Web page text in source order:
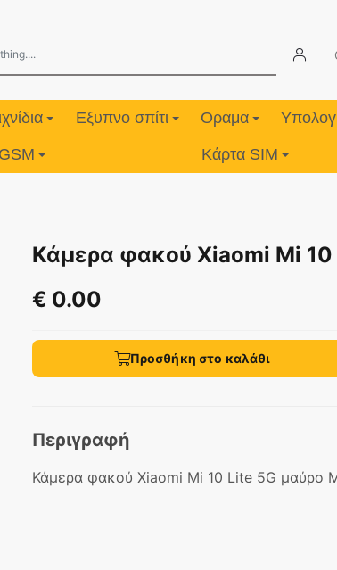
Εξυπνο σπίτι Οραμα
Κάρτα SIM
Κάμερα φακού Xiaomi Mi 10
€ 0.00
Προσθήκη στο καλάθι
Περιγραφή
Κάμερα φακού Xiaomi Mi 10 Lite 5G μαύρο